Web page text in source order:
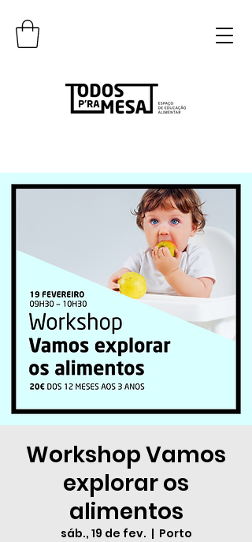
Workshop Vamos
explorar os
alimentos
sáb., 19 de fev.
  |
Porto